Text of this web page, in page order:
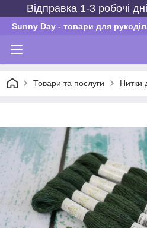
Відправка 1-3 робочі
Sunny Day - товари для
Товари та послуги Нитки